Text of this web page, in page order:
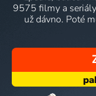
9575 filmy a
už dávno. Poté